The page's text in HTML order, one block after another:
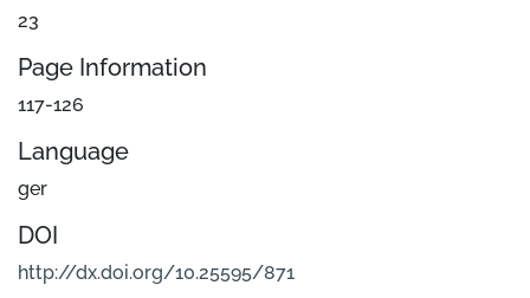
23
Page Information
117-126
Language
ger
DOI
http://dx.doi.org/10.25595/871